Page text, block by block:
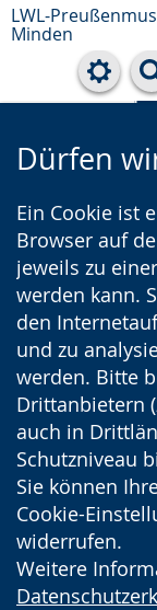
LWL-
Minden
Dürfen
Ein Cookie ist
Browser auf
jeweils zu
werden kann.
den
und zu
werden. Bitte
Drittanbietern
auch in
Schutzniveau
Sie können
Cookie-
widerrufen.
Weitere